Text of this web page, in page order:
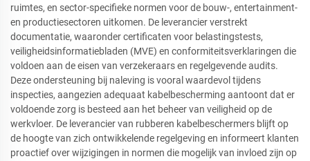
ruimtes, en sector-specifieke normen voor de bouw-, entertainment-
en productiesectoren uitkomen. De leverancier verstrekt
documentatie, waaronder certificaten voor belastingstests,
veiligheidsinformatiebladen (MVE) en conformiteitsverklaringen die
voldoen aan de eisen van verzekeraars en regelgevende audits.
Deze ondersteuning bij naleving is vooral waardevol tijdens
inspecties, aangezien adequaat kabelbescherming aantoont dat er
voldoende zorg is besteed aan het beheer van veiligheid op de
werkvloer. De leverancier van rubberen kabelbeschermers blijft op
de hoogte van zich ontwikkelende regelgeving en informeert klanten
proactief over wijzigingen in normen die mogelijk van invloed zijn op